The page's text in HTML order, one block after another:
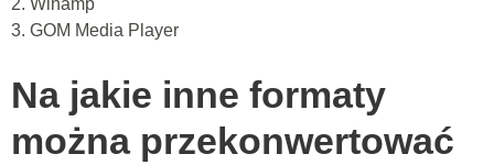
2. Winamp
3. GOM Media Player
Na jakie inne formaty
można przekonwertować